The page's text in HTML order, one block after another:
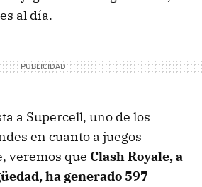
al día.
a Supercell, uno de los
en cuanto a juegos
veremos que Clash Royale, a
ha generado 597